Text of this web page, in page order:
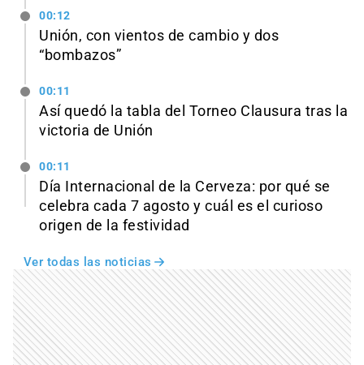
00:12
Unión, con vientos de cambio y dos
“bombazos”
00:11
Así quedó la tabla del Torneo Clausura tras la
victoria de Unión
00:11
Día Internacional de la Cerveza: por qué se
celebra cada 7 agosto y cuál es el curioso
origen de la festividad
Ver todas las noticias